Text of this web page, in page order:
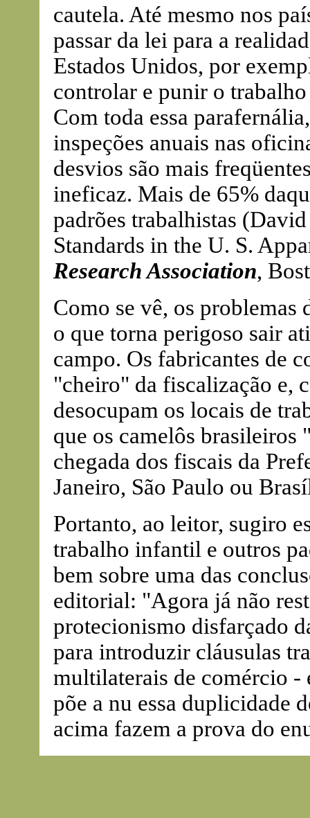
cautela. Até mesmo nos
passar da lei para a
Estados Unidos, por
controlar e punir o
Com toda essa
inspeções anuais nas
desvios são mais
ineficaz. Mais de 65%
padrões trabalhistas
Standards in the U. S.
Research Association,
Como se vê, os problemas
o que torna perigoso sair
campo. Os fabricantes de
"cheiro" da fiscalização e,
desocupam os locais de
que os camelôs
chegada dos fiscais da
Janeiro, São Paulo ou
Portanto, ao leitor, sugiro
trabalho infantil e outros
bem sobre uma das
editorial: "Agora já não
protecionismo disfarçado
para introduzir cláusulas
multilaterais de comércio -
põe a nu essa duplicidade
acima fazem a prova do